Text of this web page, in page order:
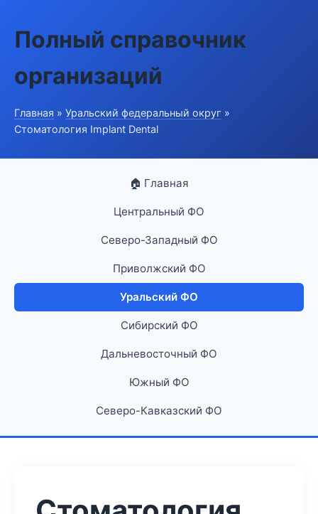
Полный справочник
организаций
Главная » Уральский федеральный округ »
Стоматология Implant Dental
🏠 Главная
Центральный ФО
Северо-Западный ФО
Приволжский ФО
Уральский ФО
Сибирский ФО
Дальневосточный ФО
Южный ФО
Северо-Кавказский ФО